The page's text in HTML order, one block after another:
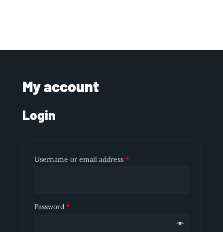
My account
Login
Username or email address *
Password *